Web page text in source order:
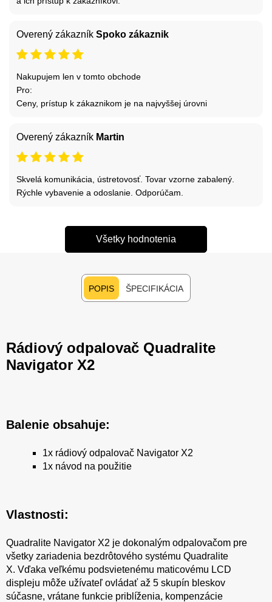
Overený zákazník Spoko zákaznik
Nakupujem len v tomto obchode
Pro:
Ceny, prístup k zákaznikom je na najvyššej úrovni
Overený zákazník Martin
Skvelá komunikácia, ústretovosť. Tovar vzorne zabalený.
Rýchle vybavenie a odoslanie. Odporúčam.
Všetky hodnotenia
POPIS ŠPECIFIKÁCIA
Rádiový odpalovač Quadralite
Navigator X2
Balenie obsahuje:
1x rádiový odpalovač Navigator X2
1x návod na použitie
Vlastnosti:
Quadralite Navigator X2 je dokonalým odpalovačom pre
všetky zariadenia bezdrôtového systému Quadralite
X. Vďaka veľkému podsvietenému maticovému LCD
displeju môže užívateľ ovládať až 5 skupín bleskov
súčasne, vrátane funkcie priblíženia, kompenzácie